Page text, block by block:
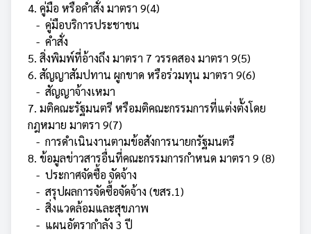
4. คู่มือ หรือคำสั่ง มาตรา 9(4)
- คู่มือบริการประชาชน
- คำสั่ง
5. สิ่งพิมพ์ที่อ้างถึง มาตรา 7 วรรคสอง มาตรา 9(5)
6. สัญญาสัมปทาน ผูกขาด หรือร่วมทุน มาตรา 9(6)
- สัญญาจ้างเหมา
7. มติคณะรัฐมนตรี หรือมติคณะกรรมการที่แต่งตั้งโดย
กฎหมาย มาตรา 9(7)
- การดำเนินงานตามข้อสังการนายกรัฐมนตรี
8. ข้อมูลข่าวสารอื่นที่คณะกรรมการกำหนด มาตรา 9 (8)
- ประกาศจัดซื้อ จัดจ้าง
- สรุปผลการจัดซื้อจัดจ้าง (ขสร.1)
- สิ่งแวดล้อมและสุขภาพ
- แผนอัตรากำลัง 3 ปี